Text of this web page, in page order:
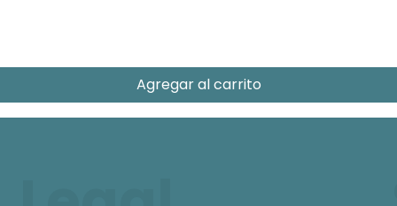
Agregar al carrito